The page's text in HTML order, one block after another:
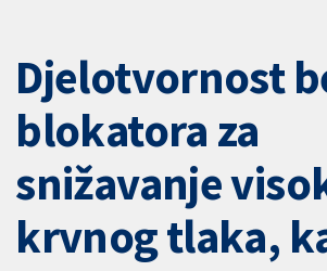
Djelotvornost
blokatora za
snižavanje
krvnog tlaka,